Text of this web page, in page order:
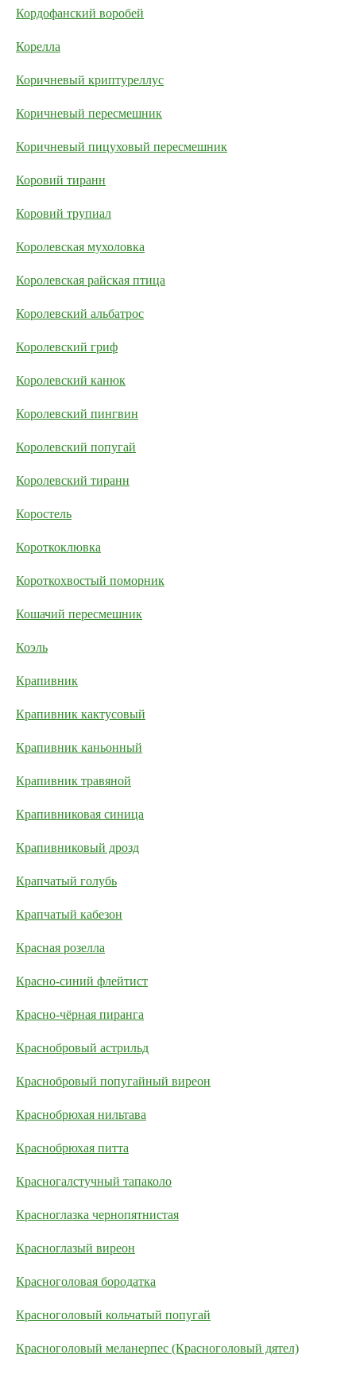
Кордофанский воробей
Корелла
Коричневый криптуреллус
Коричневый пересмешник
Коричневый пицуховый пересмешник
Коровий тиранн
Коровий трупиал
Королевская мухоловка
Королевская райская птица
Королевский альбатрос
Королевский гриф
Королевский канюк
Королевский пингвин
Королевский попугай
Королевский тиранн
Коростель
Короткоклювка
Короткохвостый поморник
Кошачий пересмешник
Коэль
Крапивник
Крапивник кактусовый
Крапивник каньонный
Крапивник травяной
Крапивниковая синица
Крапивниковый дрозд
Крапчатый голубь
Крапчатый кабезон
Красная розелла
Красно-синий флейтист
Красно-чёрная пиранга
Краснобровый астрильд
Краснобровый попугайный виреон
Краснобрюхая нильтава
Краснобрюхая питта
Красногалстучный тапаколо
Красноглазка чернопятнистая
Красноглазый виреон
Красноголовая бородатка
Красноголовый кольчатый попугай
Красноголовый меланерпес (Красноголовый дятел)